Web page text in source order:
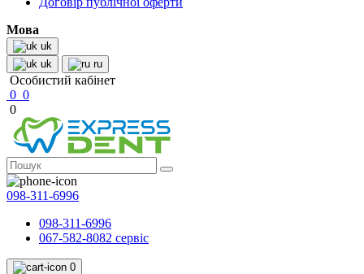
Мова
uk
uk
ru
Особистий кабінет
0 0
0
098-311-6996
098-311-6996
067-582-8082 сервіс
0